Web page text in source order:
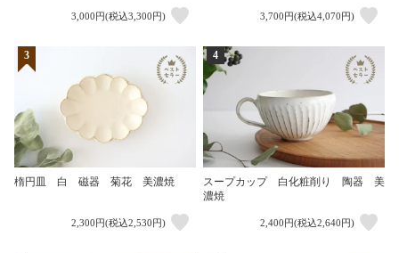
3,000円(税込3,300円) 3,700円(税込4,070円)
3
楕円皿 白 磁器 菊花 美濃焼
2,300円(税込2,530円)
4
スープカップ 白化粧削り 陶器 美
濃焼
2,400円(税込2,640円)